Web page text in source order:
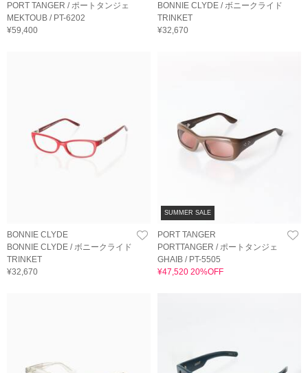
PORT TANGER / ポートタンジェ
MEKTOUB / PT-6202
¥59,400
BONNIE CLYDE / ボニークライド
TRINKET
¥32,670
BONNIE CLYDE
BONNIE CLYDE / ボニークライド
TRINKET
¥32,670
SUMMER SALE
PORT TANGER
PORTTANGER / ポートタンジェ
GHAIB / PT-5505
¥47,520 20%OFF